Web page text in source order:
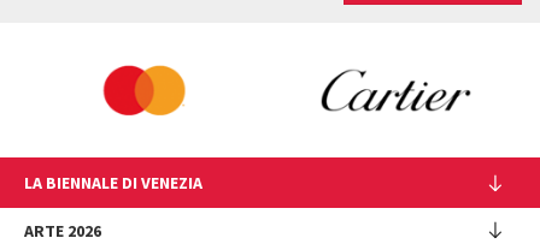
LA BIENNALE DI VENEZIA
L'Istituzione
ARTE 2026